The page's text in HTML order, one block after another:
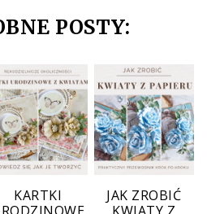
POSTY:
KARTKI
JAK ZROBIĆ